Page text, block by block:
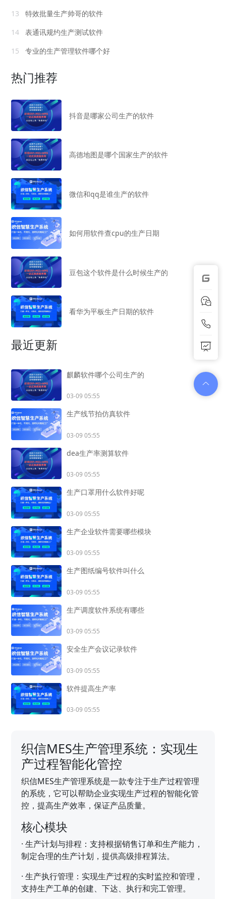
13
特效批量生产帅哥的软件
14
表通讯规约生产测试软件
15
专业的生产管理软件哪个好
热门推荐
抖音是哪家公司生产的软件
高德地图是哪个国家生产的软件
微信和qq是谁生产的软件
如何用软件查cpu的生产日期
豆包这个软件是什么时候生产的
看华为平板生产日期的软件
最近更新
麒麟软件哪个公司生产的
03-09 05:55
生产线节拍仿真软件
03-09 05:55
dea生产率测算软件
03-09 05:55
生产口罩用什么软件好呢
03-09 05:55
生产企业软件需要哪些模块
03-09 05:55
生产图纸编号软件叫什么
03-09 05:55
生产调度软件系统有哪些
03-09 05:55
安全生产会议记录软件
03-09 05:55
软件提高生产率
03-09 05:55
织信MES生产管理系统：实现生
产过程智能化管控
织信MES生产管理系统是一款专注于生产过程管理
的系统，它可以帮助企业实现生产过程的智能化管
控，提高生产效率，保证产品质量。
核心模块
·生产计划与排程：支持根据销售订单和生产能力，
制定合理的生产计划，提供高级排程算法。
·生产执行管理：实现生产过程的实时监控和管理，
支持生产工单的创建、下达、执行和完工管理。